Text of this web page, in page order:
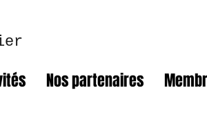
Nos partenaires